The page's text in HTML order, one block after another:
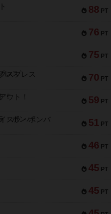
88 PT
76 PT
75 PT
70 PT
スプレス
59 PT
ウト！
51 PT
スラ・ボンバ
46 PT
45 PT
45 PT